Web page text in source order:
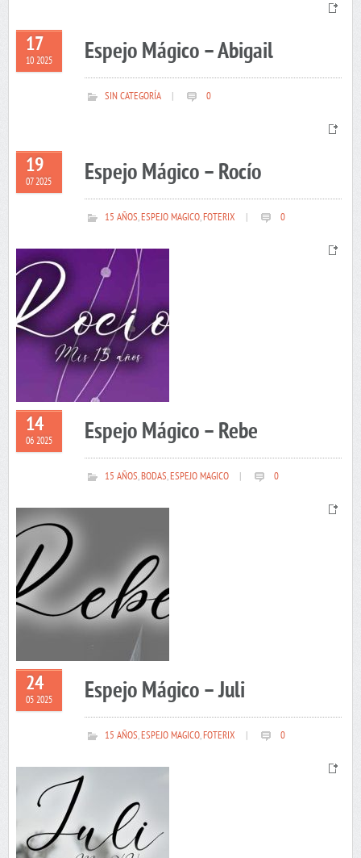
17
10 2025 Espejo Mágico – Abigail
SIN CATEGORÍA 0
19
07 2025 Espejo Mágico – Rocío
15 AÑOS,ESPEJO MAGICO,FOTERIX 0
14
06 2025 Espejo Mágico – Rebe
15 AÑOS,BODAS,ESPEJO MAGICO 0
24
05 2025 Espejo Mágico – Juli
15 AÑOS,ESPEJO MAGICO,FOTERIX 0